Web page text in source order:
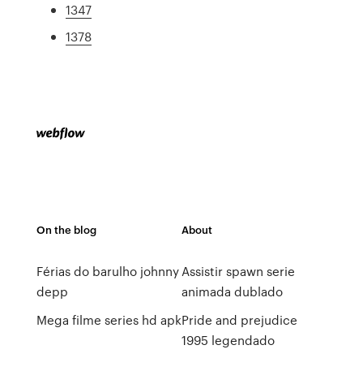
1347
1378
On the blog
Férias do barulho johnny
depp
Mega filme series hd apk
About
Assistir spawn serie
animada dublado
Pride and prejudice
1995 legendado